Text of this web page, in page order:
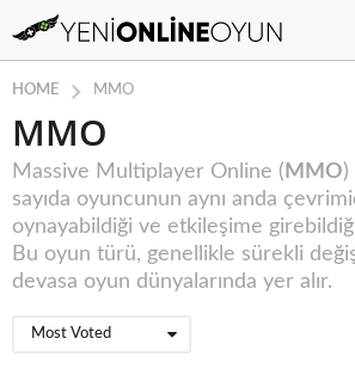
HOME MMO
MMO
Massive Multiplayer Online ( MMO)
sayıda oyuncunun aynı anda
oynayabildiği ve etkileşime
Bu oyun türü, genellikle sürekli
devasa oyun dünyalarında yer alır.
Most Voted